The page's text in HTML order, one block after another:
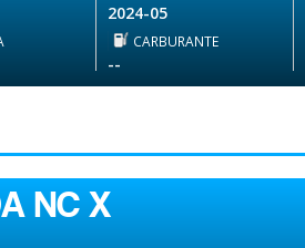
2024-05
CARBURANTE
--
NC X